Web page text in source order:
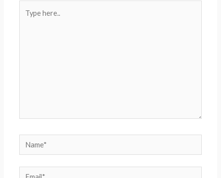
here..
Name*
Email*